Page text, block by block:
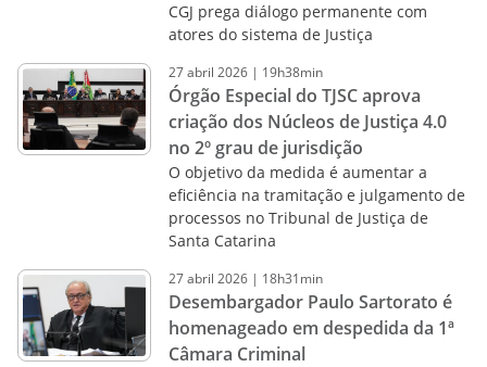
CGJ prega diálogo permanente com
atores do sistema de Justiça
27abril 2026 | 19h38min
Órgão Especial do TJSC aprova
criação dos Núcleos de Justiça 4.0
no 2º grau de jurisdição
O objetivo da medida é aumentar a
eficiência na tramitação e julgamento de
processos no Tribunal de Justiça de
Santa Catarina
27abril 2026 | 18h31min
Desembargador Paulo Sartorato é
homenageado em despedida da 1ª
Câmara Criminal